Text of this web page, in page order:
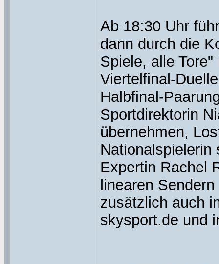
Ab 18:30 Uhr
dann durch die
Spiele, alle
Viertelfinal-
Halbfinal-
Sportdirektorin
übernehmen,
Nationalspielerin
Expertin Rachel
linearen
zusätzlich auch
skysport.de und